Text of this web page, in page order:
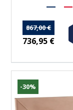
867,00 €
736,95 €
-30%